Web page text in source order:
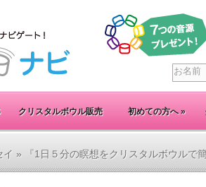
クリスタルボウル販売 初めての方へ»
イ » 『1日５分の瞑想をクリスタルボウルで